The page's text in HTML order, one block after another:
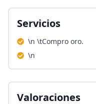
Servicios
\n \tCompro oro.
\n
Valoraciones